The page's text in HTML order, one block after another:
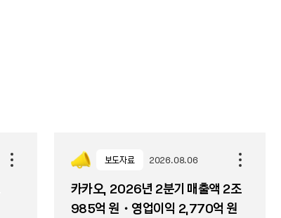
보도자료 2026.08.06
카카오, 2026년 2분기 매출액 2조
985억 원・영업이익 2,770억 원